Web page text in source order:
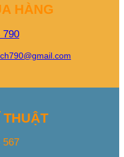
HÀNG
790
567